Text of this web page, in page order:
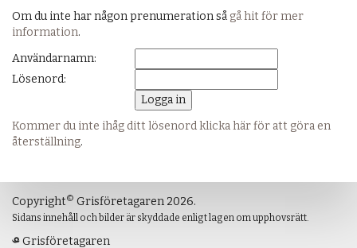
Om du inte har någon prenumeration så gå hit för mer
information.
Användarnamn:
Lösenord:
Kommer du inte ihåg ditt lösenord klicka här för att göra en
återställning.
Copyright© Grisföretagaren 2026.
Sidans innehåll och bilder är skyddade enligt lagen om upphovsrätt.
Grisföretagaren